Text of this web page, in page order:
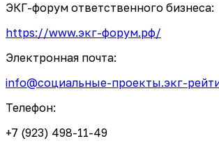
ЭКГ-форум ответственного бизнеса:
https://www.экг-форум.рф/
Электронная почта:
info@социальные-проекты.экг-
Телефон:
+7 (923) 498-11-49